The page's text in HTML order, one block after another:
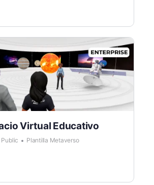
Virtual Educativo
Public Plantilla Metaverso